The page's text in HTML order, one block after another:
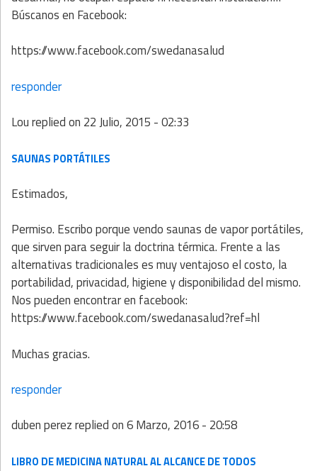
Búscanos en Facebook:
https://www.facebook.com/swedanasalud
responder
Loureplied on 22 Julio, 2015 - 02:33
SAUNAS PORTÁTILES
Estimados,
Permiso. Escribo porque vendo saunas de vapor portátiles,
que sirven para seguir la doctrina térmica. Frente a las
alternativas tradicionales es muy ventajoso el costo, la
portabilidad, privacidad, higiene y disponibilidad del mismo.
Nos pueden encontrar en facebook:
https://www.facebook.com/swedanasalud?ref=hl
Muchas gracias.
responder
duben perezreplied on6 Marzo, 2016 - 20:58
LIBRO DE MEDICINA NATURAL AL ALCANCE DE TODOS